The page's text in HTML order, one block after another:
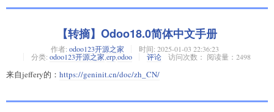
【转摘】Odoo18.0简体中文手册
作者: odoo123开源之家 时间: 2025-01-03 22:36:23
分类: odoo123开源之家 erpodoo 评论 访问次数： 阅读量：2498
来自jeffery的： https://geninit.cn/doc/zh_CN/